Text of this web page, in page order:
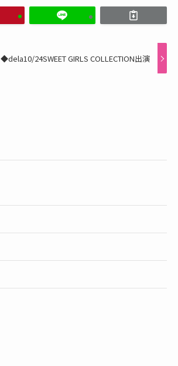
◆dela10/24SWEET GIRLS COLLECTION出演